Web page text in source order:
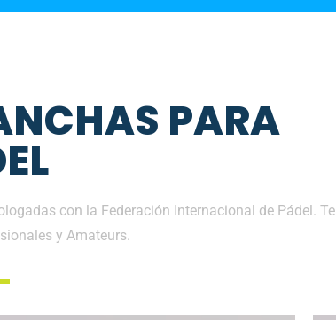
PARA
con la Federación Internacional de Pádel. Te
y Amateurs.